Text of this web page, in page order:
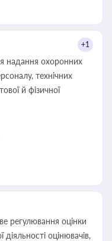
+1
надання охоронних
технічних
й фізичної
регулювання оцінки
оцінювачів,